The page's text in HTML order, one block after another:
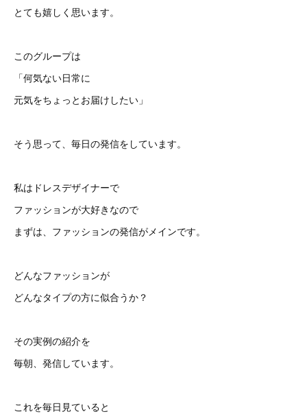
とても嬉しく思います。
このグループは
「何気ない日常に
元気をちょっとお届けしたい」
そう思って、毎日の発信をしています。
私はドレスデザイナーで
ファッションが大好きなので
まずは、ファッションの発信がメインです。
どんなファッションが
どんなタイプの方に似合うか？
その実例の紹介を
毎朝、発信しています。
これを毎日見ていると